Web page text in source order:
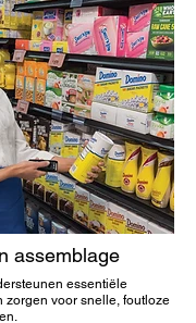
assemblage
essentiële
zorgen voor snelle, foutloze